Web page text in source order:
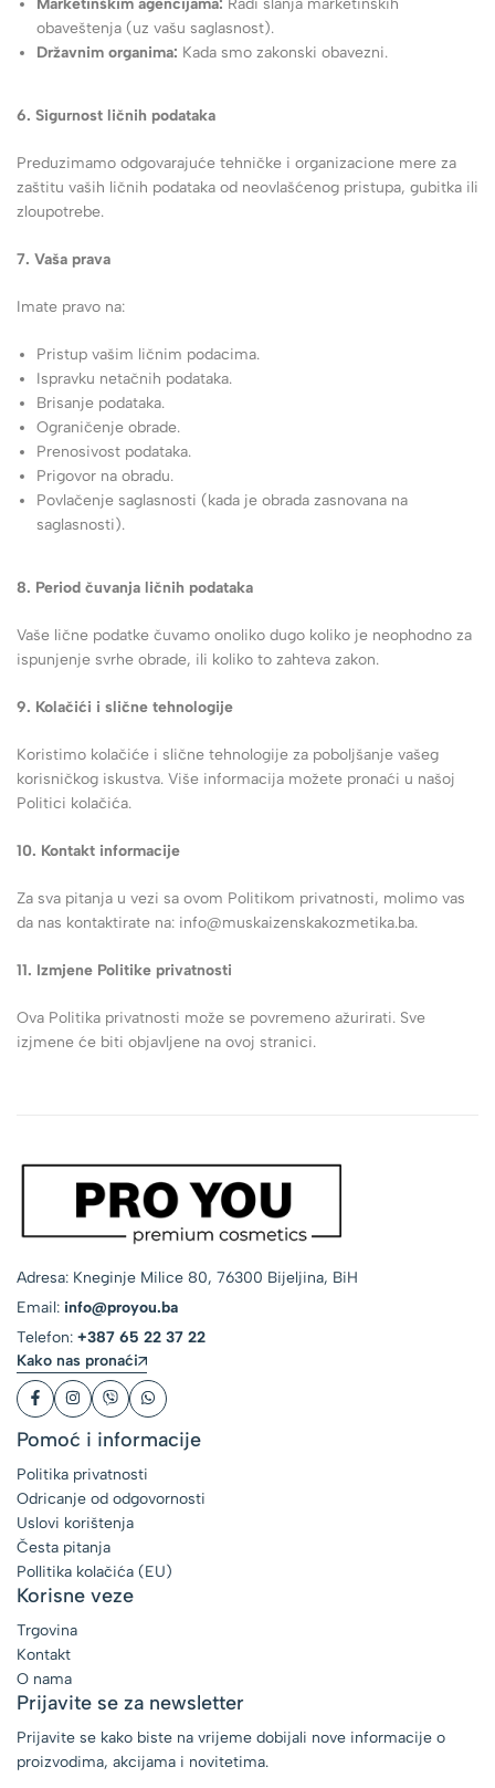
Marketinškim agencijama: Radi slanja marketinških
obaveštenja (uz vašu saglasnost).
Državnim organima: Kada smo zakonski obavezni.
6. Sigurnost ličnih podataka
Preduzimamo odgovarajuće tehničke i organizacione mere za
zaštitu vaših ličnih podataka od neovlašćenog pristupa, gubitka ili
zloupotrebe.
7. Vaša prava
Imate pravo na:
Pristup vašim ličnim podacima.
Ispravku netačnih podataka.
Brisanje podataka.
Ograničenje obrade.
Prenosivost podataka.
Prigovor na obradu.
Povlačenje saglasnosti (kada je obrada zasnovana na
saglasnosti).
8. Period čuvanja ličnih podataka
Vaše lične podatke čuvamo onoliko dugo koliko je neophodno za
ispunjenje svrhe obrade, ili koliko to zahteva zakon.
9. Kolačići i slične tehnologije
Koristimo kolačiće i slične tehnologije za poboljšanje vašeg
korisničkog iskustva. Više informacija možete pronaći u našoj
Politici kolačića.
10. Kontakt informacije
Za sva pitanja u vezi sa ovom Politikom privatnosti, molimo vas
da nas kontaktirate na: info@muskaizenskakozmetika.ba.
11. Izmjene Politike privatnosti
Ova Politika privatnosti može se povremeno ažurirati. Sve
izjmene će biti objavljene na ovoj stranici.
Adresa: Kneginje Milice 80, 76300 Bijeljina, BiH
Email: info@proyou.ba
Telefon: +387 65 22 37 22
Kako nas pronaći
Pomoć i informacije
Politika privatnosti
Odricanje od odgovornosti
Uslovi korištenja
Česta pitanja
Pollitika kolačića (EU)
Korisne veze
Trgovina
Kontakt
O nama
Prijavite se za newsletter
Prijavite se kako biste na vrijeme dobijali nove informacije o
proizvodima, akcijama i novitetima.